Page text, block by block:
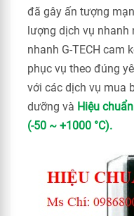
đã gây ấn tượng
lượng dịch vụ nhanh
nhanh G-TECH cam
phục vụ theo đúng
với các dịch vụ mua
dưỡng và Hiệu
(-50 ~ +1000 °C).